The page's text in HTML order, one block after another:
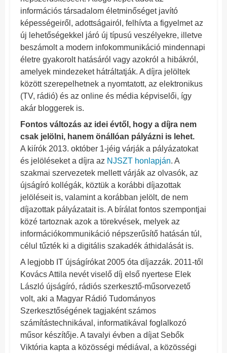
információs társadalom életminőséget javító
képességeiről, adottságairól, felhívta a figyelmet az
új lehetőségekkel járó új típusú veszélyekre, illetve
beszámolt a modern infokommunikáció mindennapi
életre gyakorolt hatásáról vagy azokról a hibákról,
amelyek mindezeket hátráltatják. A díjra jelöltek
között szerepelhetnek a nyomtatott, az elektronikus
(TV, rádió) és az online és média képviselői, így
akár bloggerek is.
Fontos változás az idei évtől, hogy a díjra nem
csak jelölni, hanem önállóan pályázni is lehet.
A kiírók 2013. október 1-jéig várják a pályázatokat
és jelöléseket a díjra az NJSZT honlapján. A
szakmai szervezetek mellett várják az olvasók, az
újságíró kollégák, köztük a korábbi díjazottak
jelöléseit is, valamint a korábban jelölt, de nem
díjazottak pályázatait is. A bírálat fontos szempontjai
közé tartoznak azok a törekvések, melyek az
információkommunikáció népszerűsítő hatásán túl,
célul tűzték ki a digitális szakadék áthidalását is.
A legjobb IT újságírókat 2005 óta díjazzák. 2011-től
Kovács Attila nevét viselő díj első nyertese Elek
László újságíró, rádiós szerkesztő-műsorvezető
volt, aki a Magyar Rádió Tudományos
Szerkesztőségének tagjaként számos
számítástechnikával, informatikával foglalkozó
műsor készítője. A tavalyi évben a díjat Sebők
Viktória kapta a közösségi médiával, a közösségi